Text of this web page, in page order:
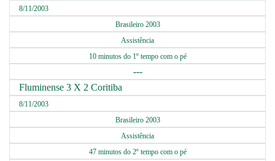
8/11/2003
Brasileiro 2003
Assistência
10 minutos do 1º tempo com o pé
---
Fluminense 3 X 2 Coritiba
8/11/2003
Brasileiro 2003
Assistência
47 minutos do 2º tempo com o pé